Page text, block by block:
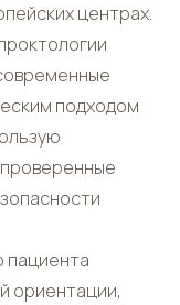
центрах.
подходом
пациента
ориентации,